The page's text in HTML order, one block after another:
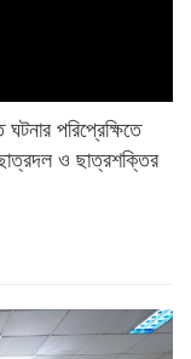
পরিপ্রেক্ষিতে
ও ছাত্রশক্তির